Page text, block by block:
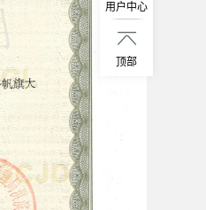
用户中心

顶部